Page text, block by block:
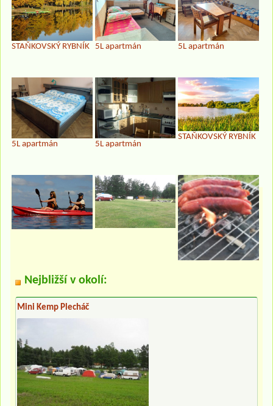
STAŇKOVSKÝ RYBNÍK 5L apartmán 5L apartmán
5L apartmán 5L apartmán
STAŇKOVSKÝ RYBNÍK
Nejbližší v okolí:
Mini Kemp Plecháč